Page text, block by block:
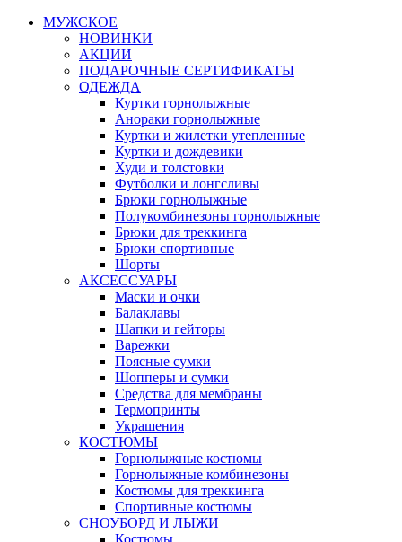
МУЖСКОЕ
НОВИНКИ
АКЦИИ
ПОДАРОЧНЫЕ СЕРТИФИКАТЫ
ОДЕЖДА
Куртки горнолыжные
Анораки горнолыжные
Куртки и жилетки утепленные
Куртки и дождевики
Худи и толстовки
Футболки и лонгсливы
Брюки горнолыжные
Полукомбинезоны горнолыжные
Брюки для треккинга
Брюки спортивные
Шорты
АКСЕССУАРЫ
Маски и очки
Балаклавы
Шапки и гейторы
Варежки
Поясные сумки
Шопперы и сумки
Средства для мембраны
Термопринты
Украшения
КОСТЮМЫ
Горнолыжные костюмы
Горнолыжные комбинезоны
Костюмы для треккинга
Спортивные костюмы
СНОУБОРД И ЛЫЖИ
Костюмы